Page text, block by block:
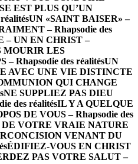
EST PLUS QU’UN
UN «SAINT BAISER» –
– Rhapsodie des
– UN EN CHRIST –
MOURIR LES
Rhapsodie des réalitésUN
AVEC UNE VIE DISTINCTE
QUI CHANGE
NE SUPPLIEZ PAS DIEU
des réalitésIL Y A QUELQUE
DE VOUS – Rhapsodie des
VOTRE VRAIE NATURE
VENANT DU
ÉDIFIEZ-VOUS EN CHRIST
PAS VOTRE SALUT –